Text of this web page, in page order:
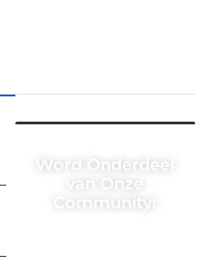
Word Onderdeel
van Onze
Community!